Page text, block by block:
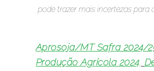
pode trazer mais incertezas para
Aprosoja/MT Safra 2024/
Produção Agrícola 2024,